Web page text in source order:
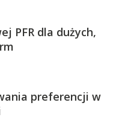
PFR dla dużych,
preferencji w